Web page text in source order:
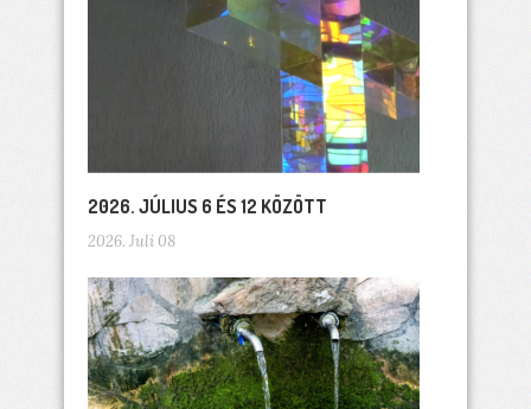
2026. JÚLIUS 6 ÉS 12 KÖZÖTT
2026. Juli 08